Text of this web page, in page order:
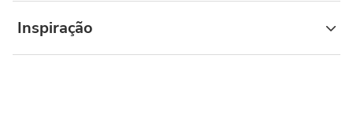
Inspiração